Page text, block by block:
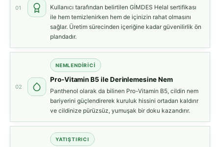
01
Kullanıcı tarafından belirtilen GİMDES Helal sertifikası
ile hem temizlenirken hem de içinizin rahat olmasını
sağlar. Üretim sürecinden içeriğine kadar güvenilirlik ön
plandadır.
02
NEMLENDIRICI
Pro-Vitamin B5 ile Derinlemesine Nem
Panthenol olarak da bilinen Pro-Vitamin B5, cildin nem
bariyerini güçlendirerek kuruluk hissini ortadan kaldırır
ve cildinize pürüzsüz, yumuşak bir doku kazandırır.
YATIŞTIRICI